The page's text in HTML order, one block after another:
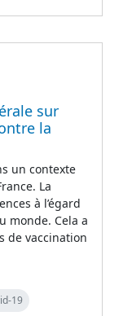
sur
la
un contexte
La
à l’égard
monde. Cela a
de vaccination
19